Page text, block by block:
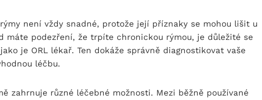
není vždy snadné, protože její příznaky se mohou lišit u
máte podezření, že trpíte chronickou rýmou, je důležité se
je ORL lékař. Ten dokáže správně diagnostikovat vaše
léčbu.
zahrnuje různé léčebné možnosti. Mezi běžně používané